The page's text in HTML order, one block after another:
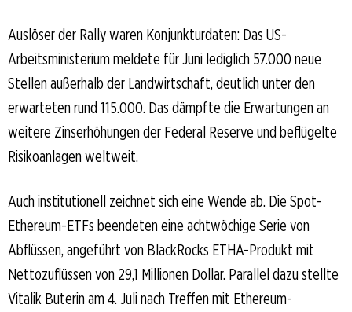
Auslöser der Rally waren Konjunkturdaten: Das US-
Arbeitsministerium meldete für Juni lediglich 57.000 neue
Stellen außerhalb der Landwirtschaft, deutlich unter den
erwarteten rund 115.000. Das dämpfte die Erwartungen an
weitere Zinserhöhungen der Federal Reserve und beflügelte
Risikoanlagen weltweit.
Auch institutionell zeichnet sich eine Wende ab. Die Spot-
Ethereum-ETFs beendeten eine achtwöchige Serie von
Abflüssen, angeführt von BlackRocks ETHA-Produkt mit
Nettozuflüssen von 29,1 Millionen Dollar. Parallel dazu stellte
Vitalik Buterin am 4. Juli nach Treffen mit Ethereum-